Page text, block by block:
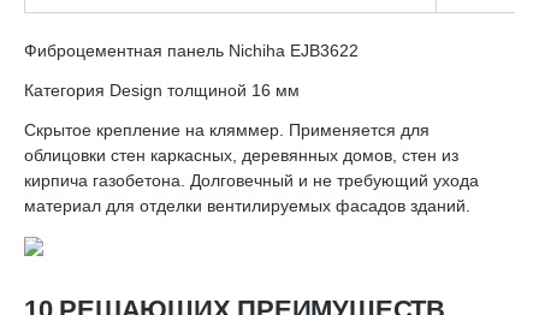
Фиброцементная панель Nichiha EJB3622
Категория Design толщиной 16 мм
Скрытое крепление на кляммер. Применяется для
облицовки стен каркасных, деревянных домов, стен из
кирпича газобетона. Долговечный и не требующий ухода
материал для отделки вентилируемых фасадов зданий.